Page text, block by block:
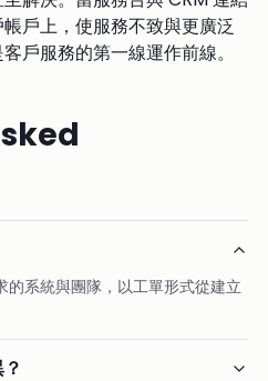
戶上，使服務不致與更廣泛
戶服務的第一線運作前線。
的系統與團隊，以工單形式從建立